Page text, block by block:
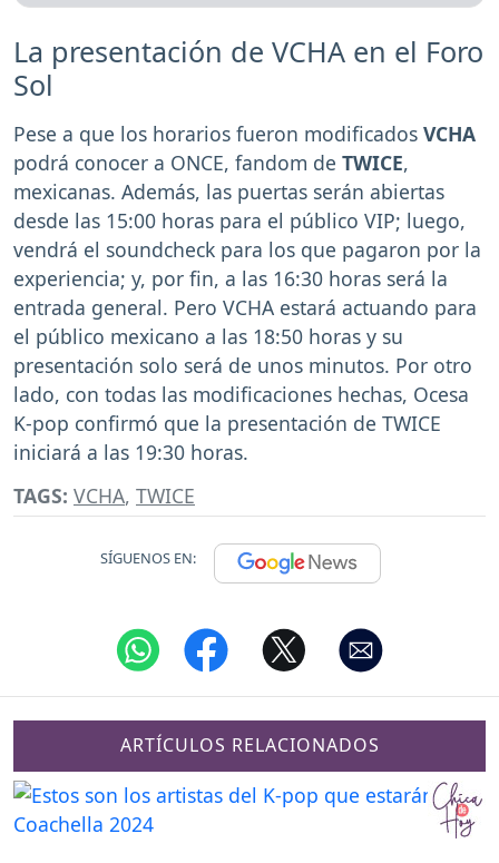
La presentación de VCHA en el Foro
Sol
Pese a que los horarios fueron modificados VCHA
podrá conocer a ONCE, fandom de TWICE,
mexicanas. Además, las puertas serán abiertas
desde las 15:00 horas para el público VIP; luego,
vendrá el soundcheck para los que pagaron por la
experiencia; y, por fin, a las 16:30 horas será la
entrada general. Pero VCHA estará actuando para
el público mexicano a las 18:50 horas y su
presentación solo será de unos minutos. Por otro
lado, con todas las modificaciones hechas, Ocesa
K-pop confirmó que la presentación de TWICE
iniciará a las 19:30 horas.
TAGS: VCHA, TWICE
SÍGUENOS EN:
ARTÍCULOS RELACIONADOS